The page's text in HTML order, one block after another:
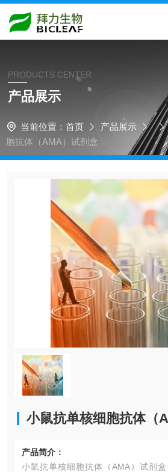
PRODUCTS CENTER
产品展示
当前位置： 首页 产品展示
胞抗体（AMA）试剂盒
小鼠抗单核细胞抗体（
产品简介：
小鼠抗单核细胞抗体（AMA）试剂